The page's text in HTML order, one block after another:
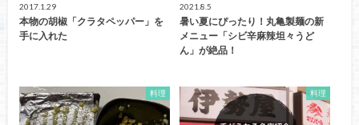
2017.1.29
本物の胡椒「クラタペッパー」を
手に入れた
2021.8.5
暑い夏にぴったり！丸亀製麺の新
メニュー「シビ辛麻辣坦々うど
ん」が絶品！
料理 料理